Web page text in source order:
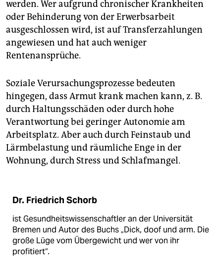
werden. Wer aufgrund chronischer Krankheiten
oder Behinderung von der Erwerbsarbeit
ausgeschlossen wird, ist auf Transferzahlungen
angewiesen und hat auch weniger
Rentenansprüche.
Soziale Verursachungsprozesse bedeuten
hingegen, dass Armut krank machen kann, z. B.
durch Haltungsschäden oder durch hohe
Verantwortung bei geringer Autonomie am
Arbeitsplatz. Aber auch durch Feinstaub und
Lärmbelastung und räumliche Enge in der
Wohnung, durch Stress und Schlafmangel.
Dr. Friedrich Schorb
ist Gesundheitswissenschaftler an der Universität
Bremen und Autor des Buchs „Dick, doof und arm. Die
große Lüge vom Übergewicht und wer von ihr
profitiert“.